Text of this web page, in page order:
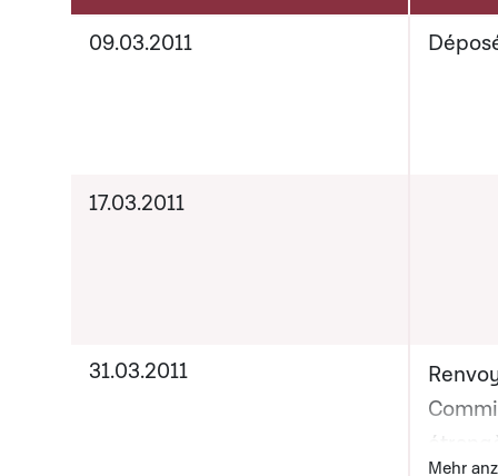
Activités sur le dossier
09.03.2011
17.03.2011
31.03.2011
Mehr